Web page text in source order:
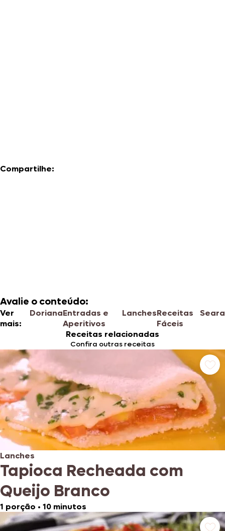
Compartilhe:
Avalie o conteúdo:
Ver
mais:
DorianaEntradas e
Aperitivos
LanchesReceitas
Fáceis
Seara
Receitas relacionadas
Confira outras receitas
Lanches
Tapioca Recheada com
Queijo Branco
1 porção • 10 minutos